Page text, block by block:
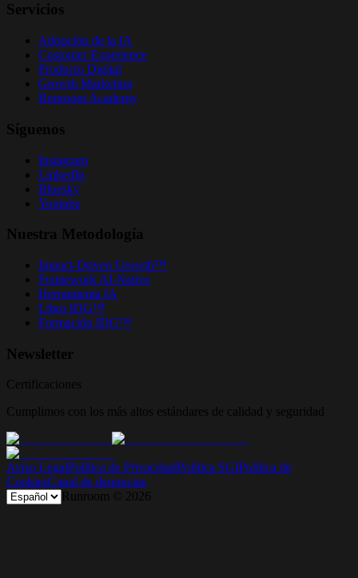
Servicios
Adopción de la IA
Customer Experience
Producto Digital
Growth Marketing
Runroom Academy
Síguenos
Instagram
LinkedIn
Bluesky
Youtube
Nuestra Metodología
Impact-Driven Growth™
Framework AI-Native
Herramienta IA
Libro IDG™
Formación IDG™
Newsletter
Certificaciones
Cumplimos con los más altos estándares de calidad y seguridad
Aviso LegalPolítica de PrivacidadPolítica SGIPolítica de
CookiesCanal de denuncias
Runroom © 2026